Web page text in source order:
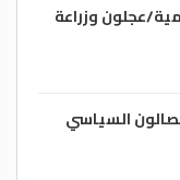
عجلون وزراعة
السياسي